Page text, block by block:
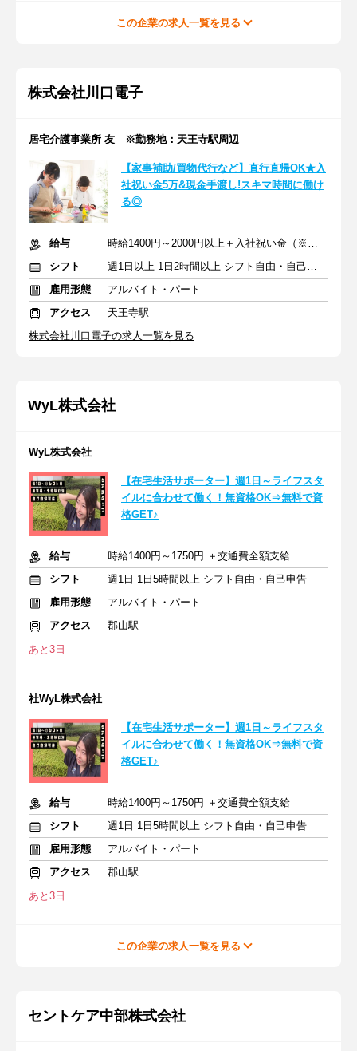
この企業の求人一覧を見る
株式会社川口電子
居宅介護事業所 友 ※勤務地：天王寺駅周辺
【家事補助/買物代行など】直行直帰OK★入
社祝い金5万&現金手渡し!スキマ時間に働け
る◎
給与
時給1400円～2000円以上＋入社祝い金（※社員の場合10万円支給）
シフト
週1日以上 1日2時間以上 シフト自由・自己申告
雇用形態
アルバイト・パート
アクセス
天王寺駅
株式会社川口電子の求人一覧を見る
WyL株式会社
WyL株式会社
【在宅生活サポーター】週1日～ライフスタ
イルに合わせて働く！無資格OK⇒無料で資
格GET♪
給与
時給1400円～1750円 ＋交通費全額支給
シフト
週1日 1日5時間以上 シフト自由・自己申告
雇用形態
アルバイト・パート
アクセス
郡山駅
あと3日
社WyL株式会社
【在宅生活サポーター】週1日～ライフスタ
イルに合わせて働く！無資格OK⇒無料で資
格GET♪
給与
時給1400円～1750円 ＋交通費全額支給
シフト
週1日 1日5時間以上 シフト自由・自己申告
雇用形態
アルバイト・パート
アクセス
郡山駅
あと3日
この企業の求人一覧を見る
セントケア中部株式会社